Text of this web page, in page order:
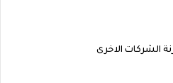
الشركات الاخرى